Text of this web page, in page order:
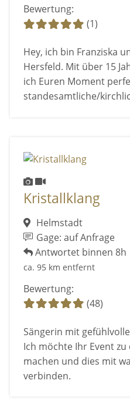
Bewertung:
(1)
Hey, ich bin Franziska
Hersfeld. Mit über 15
ich Euren Moment
standesamtliche/
Kristallklang
Helmstadt
Gage: auf Anfrage
Antwortet binnen 8h
ca. 95 km entfernt
Bewertung:
(48)
Sängerin mit
Ich möchte Ihr Event
machen und dies mit
verbinden.